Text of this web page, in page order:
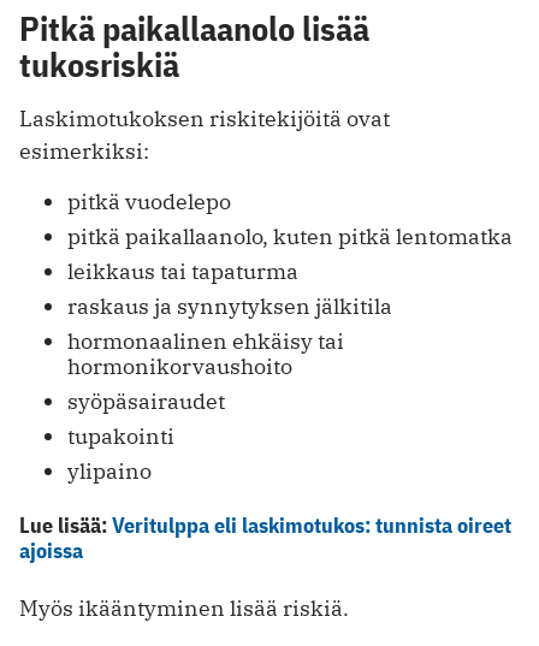
Pitkä paikallaanolo lisää
tukosriskiä
Laskimotukoksen riskitekijöitä ovat
esimerkiksi:
pitkä vuodelepo
pitkä paikallaanolo, kuten pitkä lentomatka
leikkaus tai tapaturma
raskaus ja synnytyksen jälkitila
hormonaalinen ehkäisy tai
hormonikorvaushoito
syöpäsairaudet
tupakointi
ylipaino
Lue lisää:Veritulppa eli laskimotukos: tunnista oireet
ajoissa
Myös ikääntyminen lisää riskiä.